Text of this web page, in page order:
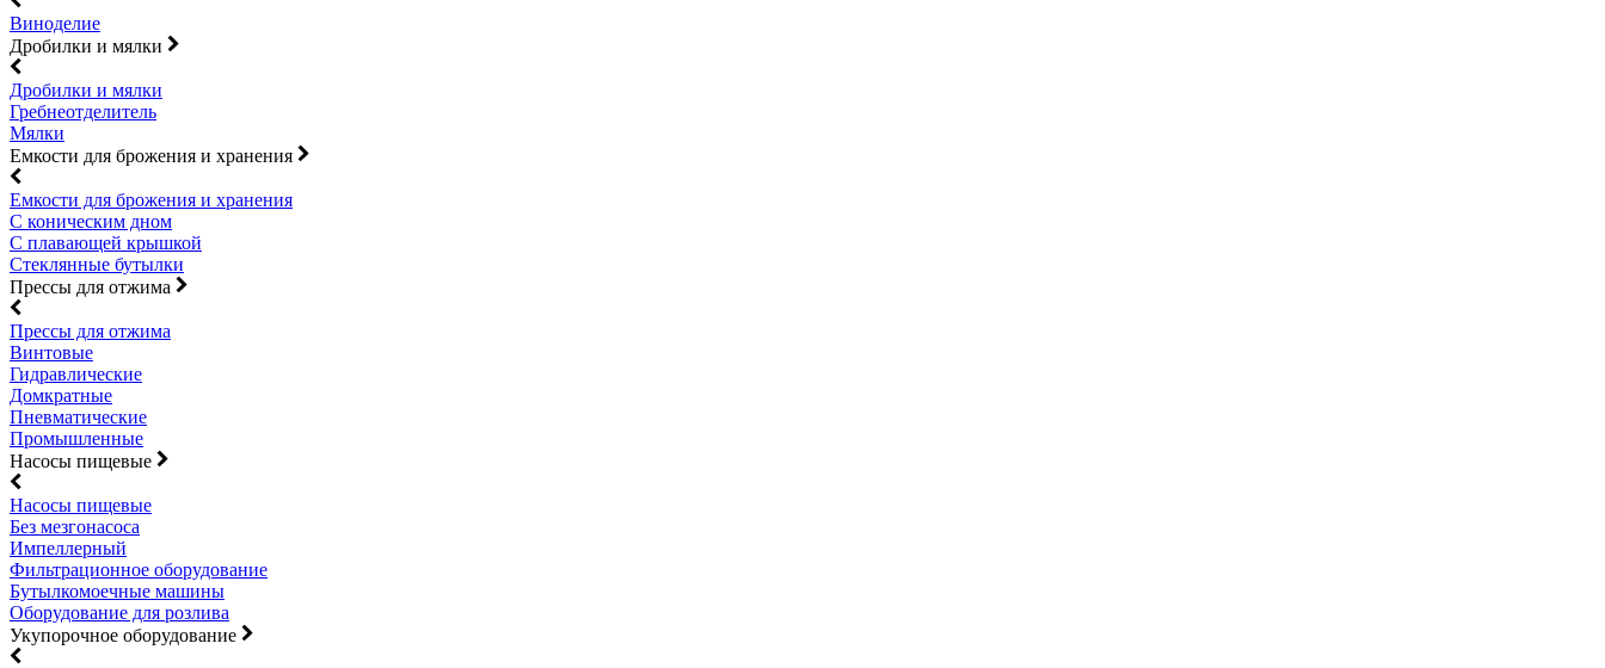
Виноделие
Дробилки и мялки
Дробилки и мялки
Гребнеотделитель
Мялки
Емкости для брожения и хранения
Емкости для брожения и хранения
С коническим дном
С плавающей крышкой
Стеклянные бутылки
Прессы для отжима
Прессы для отжима
Винтовые
Гидравлические
Домкратные
Пневматические
Промышленные
Насосы пищевые
Насосы пищевые
Без мезгонасоса
Импеллерный
Фильтрационное оборудование
Бутылкомоечные машины
Оборудование для розлива
Укупорочное оборудование